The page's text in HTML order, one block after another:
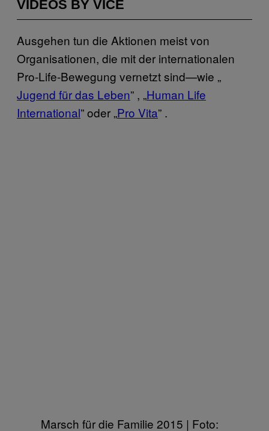
VIDEOS BY VICE
Ausgehen tun die Aktionen meist von
Organisationen, die mit der internationalen
Pro-Life-Bewegung vernetzt sind—wie „
Jugend für das Leben” , „Human Life
International” oder „Pro Vita” .
Marsch für die Familie 2015 | Foto: